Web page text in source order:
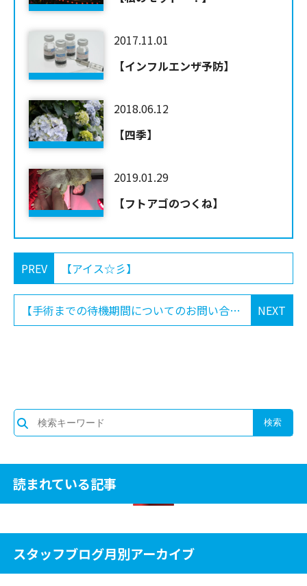
2017.11.01
【インフルエンザ予防】
2018.06.12
【四季】
2019.01.29
【フトアゴのつくね】
PREV 【アイス☆彡】
NEXT
【手術までの待機期間についてのお問い合わせに関して】
読まれている記事
スタッフブログ月別アーカイブ